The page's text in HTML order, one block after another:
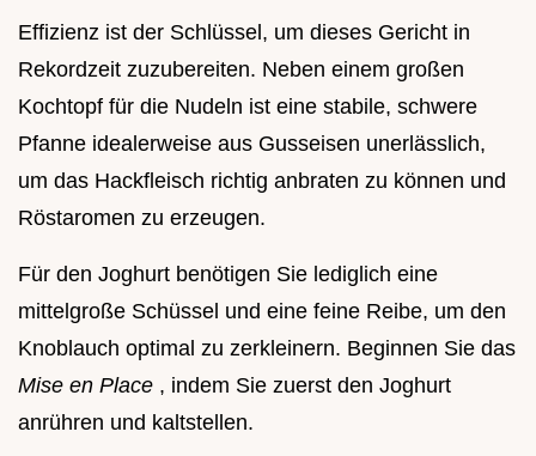
Effizienz ist der Schlüssel, um dieses Gericht in
Rekordzeit zuzubereiten. Neben einem großen
Kochtopf für die Nudeln ist eine stabile, schwere
Pfanne idealerweise aus Gusseisen unerlässlich,
um das Hackfleisch richtig anbraten zu können und
Röstaromen zu erzeugen.
Für den Joghurt benötigen Sie lediglich eine
mittelgroße Schüssel und eine feine Reibe, um den
Knoblauch optimal zu zerkleinern. Beginnen Sie das
Mise en Place , indem Sie zuerst den Joghurt
anrühren und kaltstellen.